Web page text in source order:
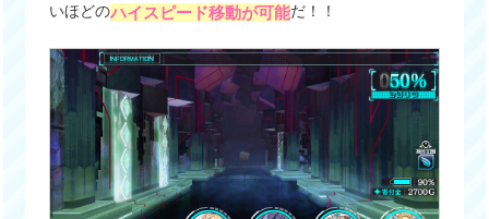
いほどのハイスピード移動が可能だ！！